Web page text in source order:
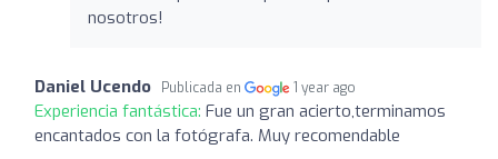
nosotros!
Daniel Ucendo Publicada en 1 year ago
Experiencia fantástica: Fue un gran acierto,terminamos
encantados con la fotógrafa. Muy recomendable